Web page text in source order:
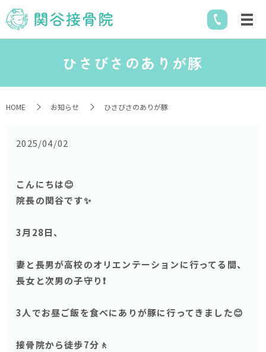
ひさびさのありが豚
HOME お知らせ ひさびさのありが豚
2025/04/02
こんにちは😊
院長の関谷です✨
3月28日、
妻と長男が高校のオリエンテーションに行ってる間、
長女と次男の子守り❗️
3人でお昼ご飯を食べにありが豚に行ってきました😊
接骨院から徒歩7分🚶